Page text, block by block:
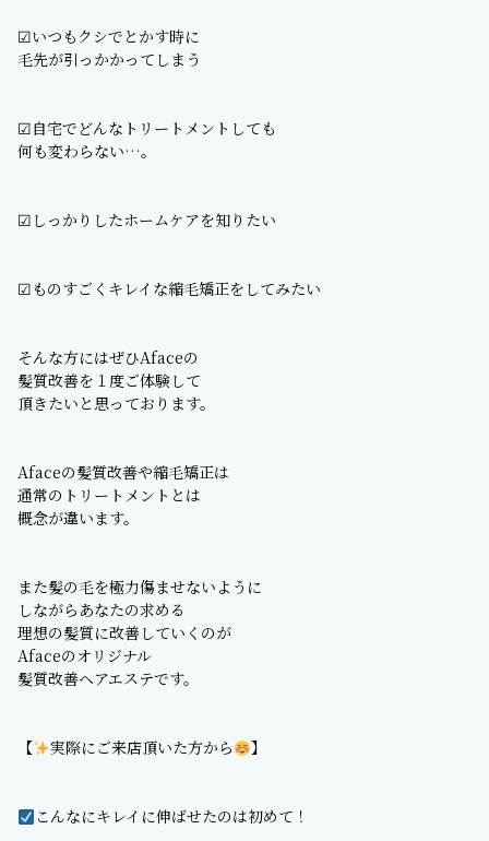
☑︎いつもクシでとかす時に
毛先が引っかかってしまう
☑︎自宅でどんなトリートメントしても
何も変わらない…。
☑︎しっかりしたホームケアを知りたい
☑︎ものすごくキレイな縮毛矯正をしてみたい
そんな方にはぜひAfaceの
髪質改善を１度ご体験して
頂きたいと思っております。
Afaceの髪質改善や縮毛矯正は
通常のトリートメントとは
概念が違います。
また髪の毛を極力傷ませないように
しながらあなたの求める
理想の髪質に改善していくのが
Afaceのオリジナル
髪質改善ヘアエステです。
【 実際にご来店頂いた方から 】
こんなにキレイに伸ばせたのは初めて！